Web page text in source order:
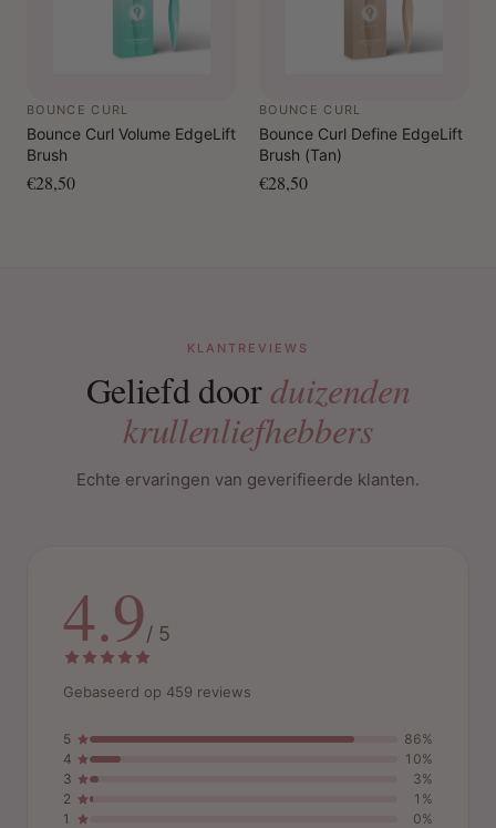
BOUNCE CURL
Bounce Curl Volume EdgeLift
Brush
€28,50
BOUNCE CURL
Bounce Curl Define EdgeLift
Brush (Tan)
€28,50
KLANTREVIEWS
Geliefd doorduizenden
krullenliefhebbers
Echte ervaringen van geverifieerde klanten.
4.9/ 5
Gebaseerd op 459 reviews
5
86%
4
10%
3
3%
2
1%
1
0%